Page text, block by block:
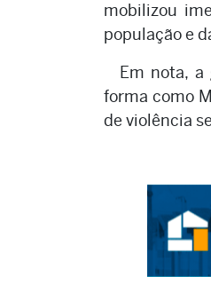
mobilizou
população e
Em nota,
forma como
de violência